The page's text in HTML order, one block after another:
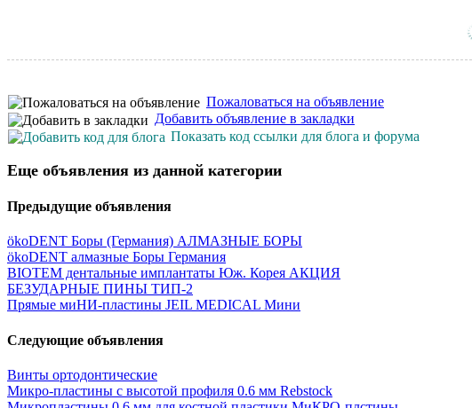
Пожаловаться на объявление
Добавить объявление в закладки
Показать код ссылки для блога и форума
Еще объявления из данной категории
Предыдущие объявления
ökoDENT Боры (Германия) АЛМАЗНЫЕ БОРЫ
ökoDENT алмазные Боры Германия
BIOTEM дентальные имплантаты Юж. Корея АКЦИЯ
БЕЗУДАРНЫЕ ПИНЫ ТИП-2
Прямые миНИ-пластины JEIL MEDICAL Мини
Следующие объявления
Винты ортодонтические
Микро-пластины c высотой профиля 0.6 мм Rebstock